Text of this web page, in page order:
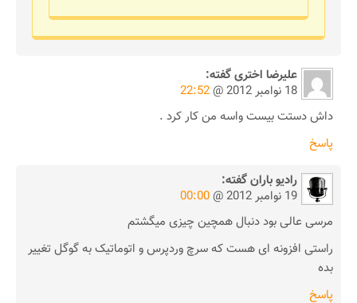
علیرضا اختریگفته:
18 نوامبر 2012 @
22:52
داش دستت بیست واسه من کار کرد .
پاسخ
رادیو بارانگفته:
19 نوامبر 2012 @
00:00
مرسی عالی بود دنبال همچین چیزی میگشتم
راستی افزونه ای هست که سرچ وردپرس و اتوماتیک به گوگل تغییر
بده
پاسخ